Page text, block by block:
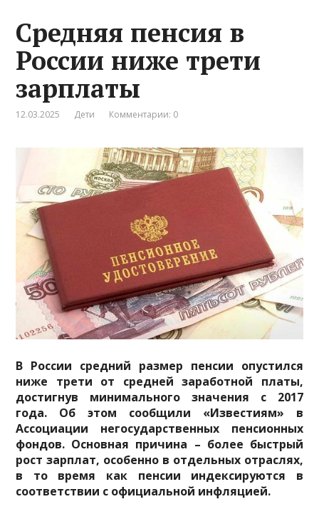
Средняя пенсия в
России ниже трети
зарплаты
12.03.2025 Дети Комментарии: 0
В России средний размер пенсии опустился
ниже трети от средней заработной платы,
достигнув минимального значения с 2017
года. Об этом сообщили «Известиям» в
Ассоциации негосударственных пенсионных
фондов. Основная причина – более быстрый
рост зарплат, особенно в отдельных отраслях,
в то время как пенсии индексируются в
соответствии с официальной инфляцией.